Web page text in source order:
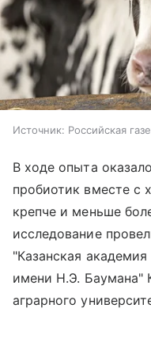
Источник: Российская
В ходе опыта
пробиотик вместе с
крепче и меньше
исследование
"Казанская
имени Н.Э. Баумана"
аграрного